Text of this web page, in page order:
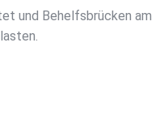
und Behelfsbrücken am